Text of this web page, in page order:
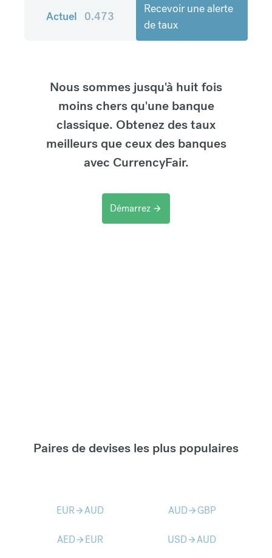
Actuel 0.473
Recevoir une alerte
de taux
Nous sommes jusqu'à huit fois
moins chers qu'une banque
classique. Obtenez des taux
meilleurs que ceux des banques
avec CurrencyFair.
Démarrez arrow_forward
Paires de devises les plus populaires
EURarrow_forwardAUD AUDarrow_forward GBP
AEDarrow_forward EUR USDarrow_forwardAUD